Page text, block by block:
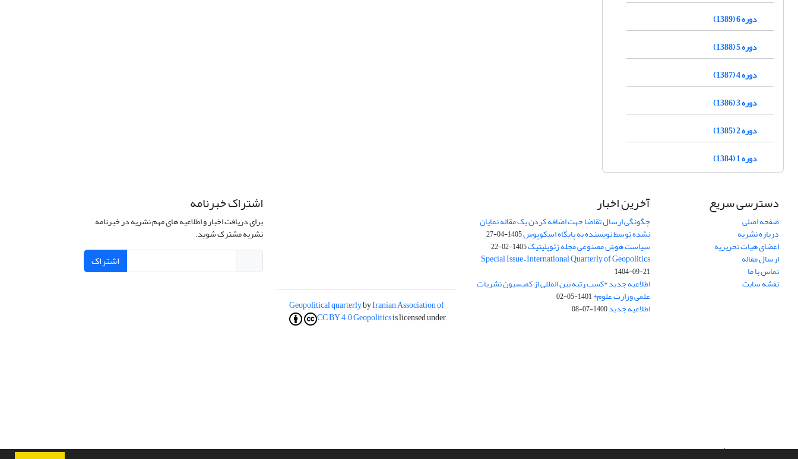
دوره 6 (1389)
دوره 5 (1388)
دوره 4 (1387)
دوره 3 (1386)
دوره 2 (1385)
دوره 1 (1384)
دسترسی سریع
صفحه اصلی
درباره نشریه
اعضای هیات تحریریه
ارسال مقاله
تماس با ما
نقشه سایت
آخرین اخبار
چگونگی ارسال تقاضا جهت اضافه کردن یک مقاله نمایان
نشده توسط نویسنده به پایگاه اسکوپوس1405-04-27
سیاست هوش مصنوعی مجله ژئوپلیتیک1405-02-22
Special Issue – International Quarterly of Geopolitics
1404-09-21
اطلاعیه جدید *کسب رتبه بین المللی از کمیسیون نشریات
علمی وزارت علوم*1401-05-02
اطلاعیه جدید1400-07-08
Geopolitical quarterlybyIranian Association of
Geopoliticsis licensed under
CC BY 4.0
اشتراک خبرنامه
برای دریافت اخبار و اطلاعیه های مهم نشریه در خبرنامه
نشریه مشترک شوید.
اشتراک
سامانه مدیریت نشریات علمی.طراحی و پیاده سازی ازسیناوب